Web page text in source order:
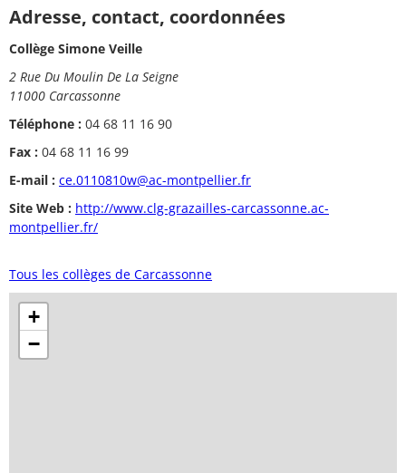
Adresse, contact, coordonnées
Collège Simone Veille
2 Rue Du Moulin De La Seigne
11000 Carcassonne
Téléphone : 04 68 11 16 90
Fax : 04 68 11 16 99
E-mail : ce.0110810w@ac-montpellier.fr
Site Web : http://www.clg-grazailles-carcassonne.ac-
montpellier.fr/
Tous les collèges de Carcassonne
+
−